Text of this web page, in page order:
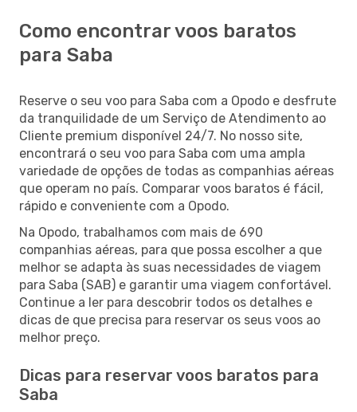
Como encontrar voos baratos
para Saba
Reserve o seu voo para Saba com a Opodo e desfrute
da tranquilidade de um Serviço de Atendimento ao
Cliente premium disponível 24/7. No nosso site,
encontrará o seu voo para Saba com uma ampla
variedade de opções de todas as companhias aéreas
que operam no país. Comparar voos baratos é fácil,
rápido e conveniente com a Opodo.
Na Opodo, trabalhamos com mais de 690
companhias aéreas, para que possa escolher a que
melhor se adapta às suas necessidades de viagem
para Saba (SAB) e garantir uma viagem confortável.
Continue a ler para descobrir todos os detalhes e
dicas de que precisa para reservar os seus voos ao
melhor preço.
Dicas para reservar voos baratos para
Saba